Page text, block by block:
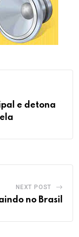
e detona
NEXT POST
no Brasil